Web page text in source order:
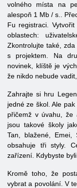
volného místa na
alespoň 1 Mb / s..
Fu registraci.
oblastech:
Zkontrolujte také,
s projektem. Na
novinek, klíště je
že nikdo nebude
Zahrajte si hru
jedné ze škol. Ale
přičemž v úvahu, že
jsou takové školy
Tan, blažené,
obsahuje tři styly.
zařízení. Kdybyste
Kromě toho, že
vybrat a povolání. V